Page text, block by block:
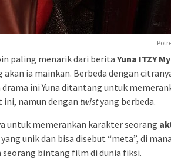
paling menarik dari berita Yuna ITZY
akan ia mainkan. Berbeda dengan
ini Yuna ditantang untuk
ini, namun dengan twistyang berbeda.
untuk memerankan karakter seorang
unik dan bisa disebut “meta”, di
seorang bintang film di dunia fiksi.